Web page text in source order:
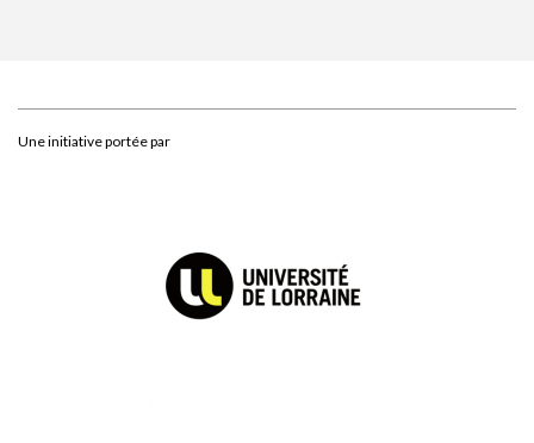
Une initiative portée par